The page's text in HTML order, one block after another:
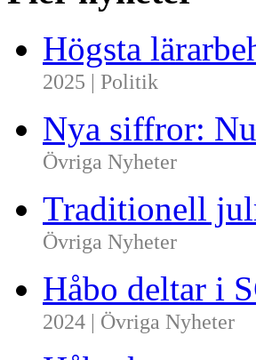
Högsta
2025 | Politik
Nya siffror:
Övriga Nyheter
Traditionell
Övriga Nyheter
Håbo deltar i
2024 | Övriga Nyheter